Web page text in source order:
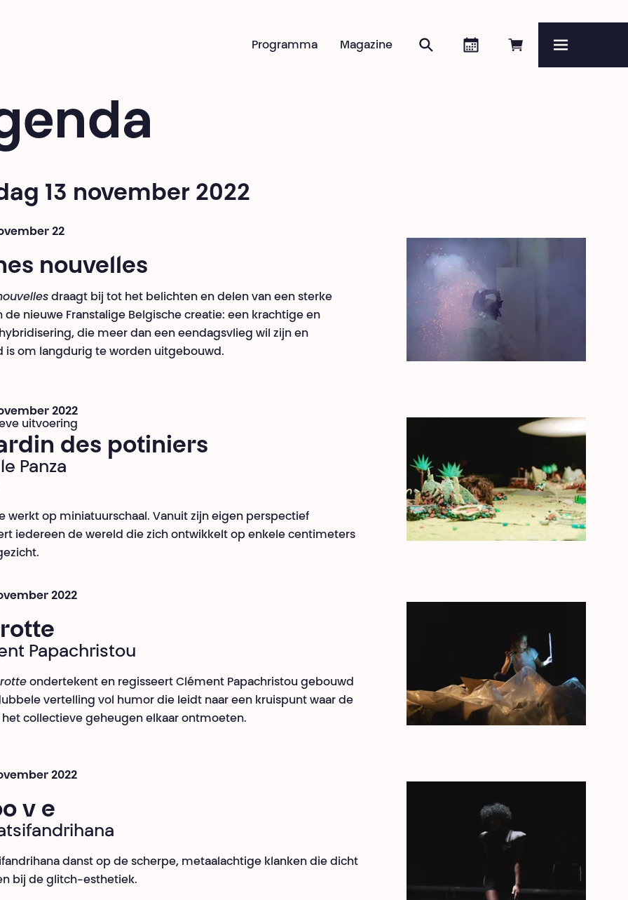
Online reserveren
Agenda
Zoeken
Magazine
Programma
13 november 2022
22
nouvelles
draagt bij tot het belichten en delen van een sterke
de nieuwe Franstalige Belgische creatie: een krachtige en
die meer dan een eendagsvlieg wil zijn en
is om langdurig te worden uitgebouwd.
2022
uitvoering
des potiniers
Panza
werkt op miniatuurschaal. Vanuit zijn eigen perspectief
iedereen de wereld die zich ontwikkelt op enkele centimeters
2022
Papachristou
ondertekent en regisseert Clément Papachristou gebouwd
vertelling vol humor die leidt naar een kruispunt waar de
het collectieve geheugen elkaar ontmoeten.
2022
v e
danst op de scherpe, metaalachtige klanken die dicht
bij de glitch-esthetiek.